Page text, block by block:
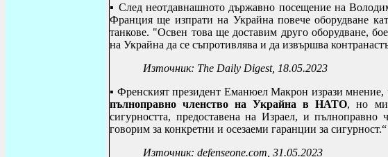
▪ След неотдавнашното държавно посещение на
Франция ще изпрати на Украйна повече оборудване
танкове. "Освен това ще доставим друго оборудване,
на Украйна да се съпротивлява и да извършва
Източник: The Daily Digest, 18.05.2023
▪ Френският президент Еманюел Макрон изрази мнение,
пълноправно членство на Украйна в НАТО, но
сигурността, предоставена на Израел, и пълноправно
говорим за конкретни и осезаеми гаранции за сигурност.“
Източник: defenseone.com, 31.05.2023